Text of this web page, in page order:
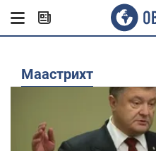
Маастрихт